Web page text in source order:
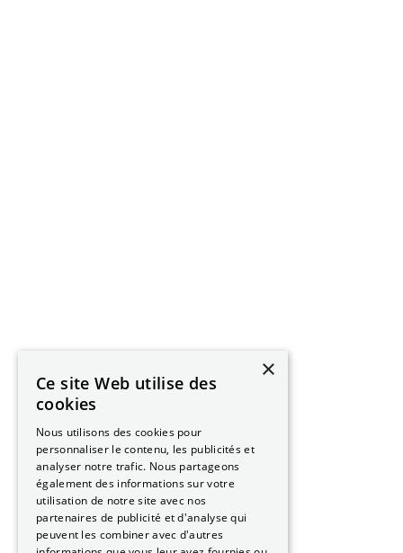
×
Ce site Web utilise des
cookies
Nous utilisons des cookies pour
personnaliser le contenu, les publicités et
analyser notre trafic. Nous partageons
également des informations sur votre
utilisation de notre site avec nos
partenaires de publicité et d'analyse qui
peuvent les combiner avec d'autres